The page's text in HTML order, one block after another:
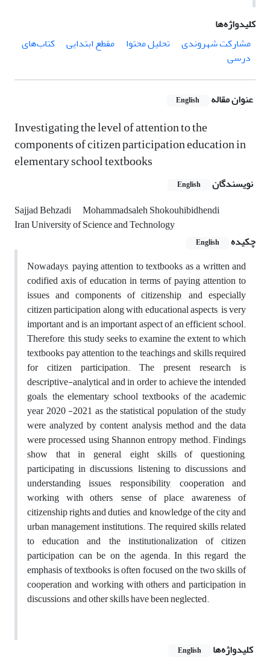
کلیدواژه‌ها
مشارکت شهروندی
تحلیل محتوا مقطع ابتدایی
کتاب‌های
درسی
عنوان مقاله English
Investigating the level of attention to the
components of citizen participation education in
elementary school textbooks
نویسندگان English
Sajjad Behzadi
Mohammadsaleh Shokouhibidhendi
Iran University of Science and Technology
چکیده
English
Nowadays, paying attention to textbooks as a written and
codified axis of education in terms of paying attention to
issues and components of citizenship, and especially
citizen participation along with educational aspects, is very
important and is an important aspect of an efficient school.
Therefore, this study seeks to examine the extent to which
textbooks pay attention to the teachings and skills required
for citizen participation. The present research is
descriptive-analytical and in order to achieve the intended
goals, the elementary school textbooks of the academic
year 2020 -2021 as the statistical population of the study
were analyzed by content analysis method and the data
were processed using Shannon entropy method. Findings
show that in general, eight skills of questioning,
participating in discussions, listening to discussions and
understanding issues, responsibility, cooperation and
working with others, sense of place, awareness of
citizenship rights and duties, and knowledge of the city and
urban management institutions. The required skills related
to education and the institutionalization of citizen
participation can be on the agenda. In this regard, the
emphasis of textbooks is often focused on the two skills of
cooperation and working with others and participation in
discussions, and other skills have been neglected.
کلیدواژه‌ها English